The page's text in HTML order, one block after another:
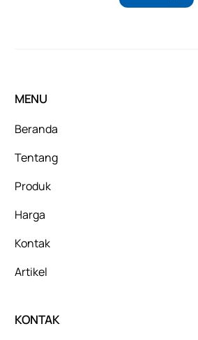
MENU
Beranda
Tentang
Produk
Harga
Kontak
Artikel
KONTAK